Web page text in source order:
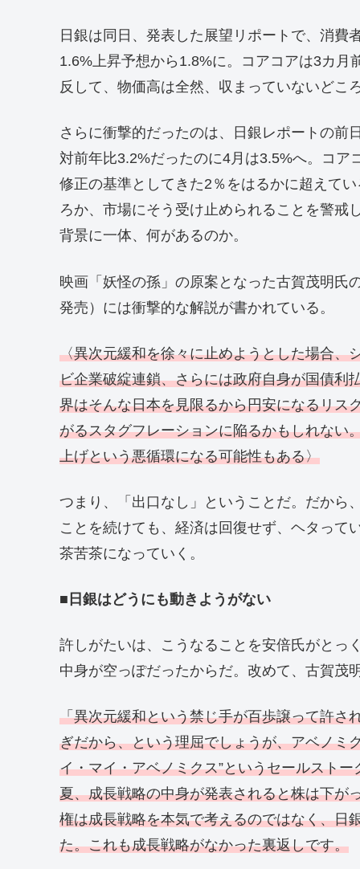
日銀は同日、発表した展望リポートで、消
1.6%上昇予想から1.8%に。コアコアは3カ
反して、物価高は全然、収まっていないどこ
さらに衝撃的だったのは、日銀レポートの前
対前年比3.2%だったのに4月は3.5%へ。コ
修正の基準としてきた2％をはるかに超えて
ろか、市場にそう受け止められることを警戒
背景に一体、何があるのか。
映画「妖怪の孫」の原案となった古賀茂明氏
発売）には衝撃的な解説が書かれている。
〈異次元緩和を徐々に止めようとした場合、
ビ企業破綻連鎖、さらには政府自身が国債利
界はそんな日本を見限るから円安になるリス
がるスタグフレーションに陥るかもしれない
上げという悪循環になる可能性もある〉
つまり、「出口なし」ということだ。だから
ことを続けても、経済は回復せず、ヘタって
茶苦茶になっていく。
■日銀はどうにも動きようがない
許しがたいは、こうなることを安倍氏がとっ
中身が空っぽだったからだ。改めて、古賀茂
「異次元緩和という禁じ手が百歩譲って許さ
ぎだから、という理屈でしょうが、アベノミ
イ・マイ・アベノミクス”というセールスト
夏、成長戦略の中身が発表されると株は下が
権は成長戦略を本気で考えるのではなく、日
た。これも成長戦略がなかった裏返しです。